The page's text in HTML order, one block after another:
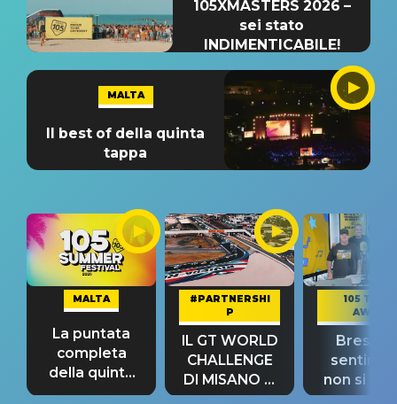
105XMASTERS 2026 –
sei stato
INDIMENTICABILE!
MALTA
Il best of della quinta
tappa
MALTA
La puntata
completa
della quinta
tappa
#PARTNERSHI
P
IL GT WORLD
CHALLENGE
DI MISANO si
riconferma
105 TAKE
AWAY
Bresh:
non si
fino alla